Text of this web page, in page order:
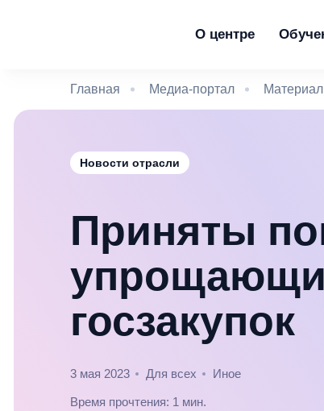
О центре
Главная Медиа-портал
Новости отрасли
Приняты
госзакупок
3 мая 2023 Для всех Иное
Время прочтения: 1 мин.